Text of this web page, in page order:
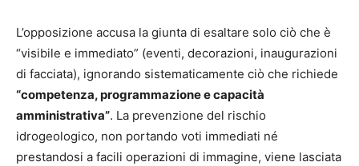
L’opposizione accusa la giunta di esaltare solo ciò che è
“visibile e immediato” (eventi, decorazioni, inaugurazioni
di facciata), ignorando sistematicamente ciò che richiede
“competenza, programmazione e capacità
amministrativa”. La prevenzione del rischio
idrogeologico, non portando voti immediati né
prestandosi a facili operazioni di immagine, viene lasciata